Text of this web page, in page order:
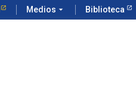
Medios arrow_drop_down Biblioteca